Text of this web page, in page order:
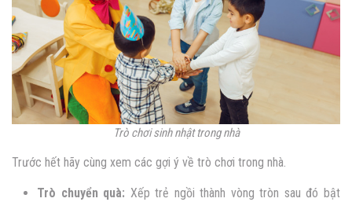
Trò chơi sinh nhật trong nhà
Trước hết hãy cùng xem các gợi ý về trò chơi trong nhà.
Trò chuyển quà: Xếp trẻ ngồi thành vòng tròn sau đó bật